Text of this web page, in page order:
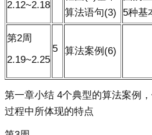
2.12~2.18
算法语句(3)
5种基
第2周
2.19~2.25
5 算法案例(6)
第一章小结 4个典型的算法案例
过程中所体现的特点